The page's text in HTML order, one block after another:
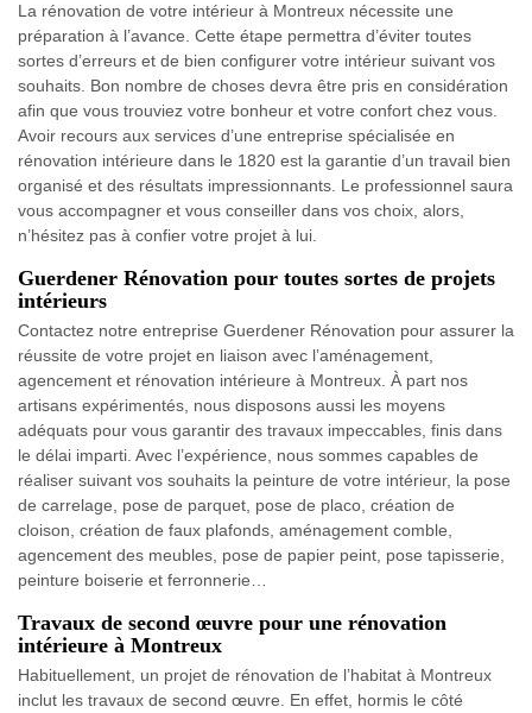
La rénovation de votre intérieur à Montreux nécessite une
préparation à l’avance. Cette étape permettra d’éviter toutes
sortes d’erreurs et de bien configurer votre intérieur suivant vos
souhaits. Bon nombre de choses devra être pris en considération
afin que vous trouviez votre bonheur et votre confort chez vous.
Avoir recours aux services d’une entreprise spécialisée en
rénovation intérieure dans le 1820 est la garantie d’un travail bien
organisé et des résultats impressionnants. Le professionnel saura
vous accompagner et vous conseiller dans vos choix, alors,
n’hésitez pas à confier votre projet à lui.
Guerdener Rénovation pour toutes sortes de projets
intérieurs
Contactez notre entreprise Guerdener Rénovation pour assurer la
réussite de votre projet en liaison avec l’aménagement,
agencement et rénovation intérieure à Montreux. À part nos
artisans expérimentés, nous disposons aussi les moyens
adéquats pour vous garantir des travaux impeccables, finis dans
le délai imparti. Avec l’expérience, nous sommes capables de
réaliser suivant vos souhaits la peinture de votre intérieur, la pose
de carrelage, pose de parquet, pose de placo, création de
cloison, création de faux plafonds, aménagement comble,
agencement des meubles, pose de papier peint, pose tapisserie,
peinture boiserie et ferronnerie…
Travaux de second œuvre pour une rénovation
intérieure à Montreux
Habituellement, un projet de rénovation de l’habitat à Montreux
inclut les travaux de second œuvre. En effet, hormis le côté